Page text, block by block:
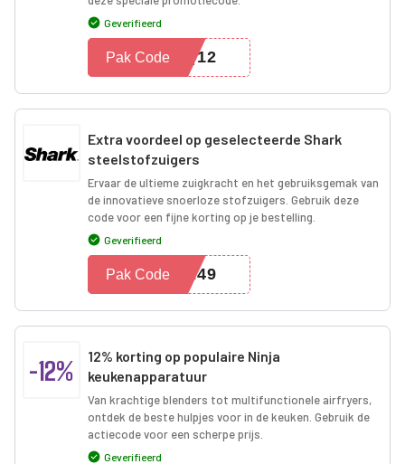
Geverifieerd
BQ12
Pak Code
Extra voordeel op geselecteerde Shark
steelstofzuigers
Ervaar de ultieme zuigkracht en het gebruiksgemak van
de innovatieve snoerloze stofzuigers. Gebruik deze
code voor een fijne korting op je bestelling.
Geverifieerd
C249
Pak Code
-12%
12% korting op populaire Ninja
keukenapparatuur
Van krachtige blenders tot multifunctionele airfryers,
ontdek de beste hulpjes voor in de keuken. Gebruik de
actiecode voor een scherpe prijs.
Geverifieerd